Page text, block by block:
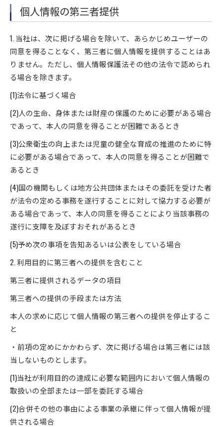
個人情報の第三者提供
1. 当社は、次に掲げる場合を除いて、あらかじめユーザーの
同意を得ることなく、第三者に個人情報を提供することはあ
りません。ただし、個人情報保護法その他の法令で認められ
る場合を除きます。
(1)法令に基づく場合
(2)人の生命、身体または財産の保護のために必要がある場合
であって、本人の同意を得ることが困難であるとき
(3)公衆衛生の向上または児童の健全な育成の推進のために特
に必要がある場合であって、本人の同意を得ることが困難で
あるとき
(4)国の機関もしくは地方公共団体またはその委託を受けた者
が法令の定める事務を遂行することに対して協力する必要が
ある場合であって、本人の同意を得ることにより当該事務の
遂行に支障を及ぼすおそれがあるとき
(5)予め次の事項を告知あるいは公表をしている場合
2. 利用目的に第三者への提供を含むこと
第三者に提供されるデータの項目
第三者への提供の手段または方法
本人の求めに応じて個人情報の第三者への提供を停止するこ
と
・前項の定めにかかわらず、次に掲げる場合は第三者には該
当しないものとします。
(1)当社が利用目的の達成に必要な範囲内において個人情報の
取扱いの全部または一部を委託する場合
(2)合併その他の事由による事業の承継に伴って個人情報が提
供される場合